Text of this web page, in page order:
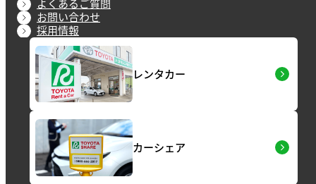
よくあるご質問
お問い合わせ
採用情報
レンタカー
カーシェア